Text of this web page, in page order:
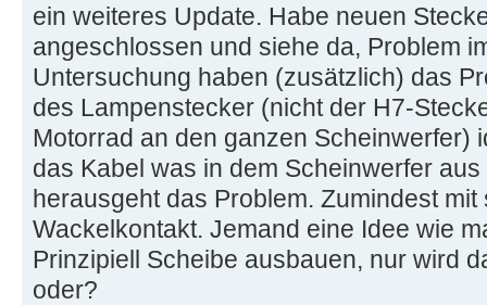
ein weiteres Update. Habe neuen
angeschlossen und siehe da, Problem
Untersuchung haben (zusätzlich) das
des Lampenstecker (nicht der H7-
Motorrad an den ganzen Scheinwerfer)
das Kabel was in dem Scheinwerfer
herausgeht das Problem. Zumindest
Wackelkontakt. Jemand eine Idee wie
Prinzipiell Scheibe ausbauen, nur wird
oder?